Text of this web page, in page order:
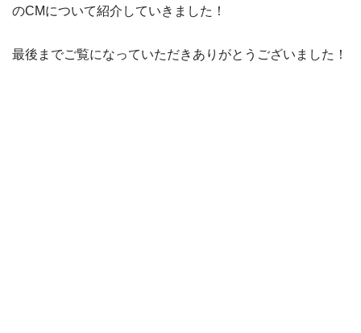
のCMについて紹介していきました！
最後までご覧になっていただきありがとうございました！